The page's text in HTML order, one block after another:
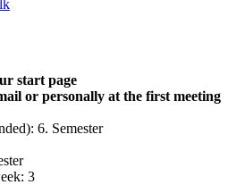
start page
or personally at the first meeting
6. Semester
3